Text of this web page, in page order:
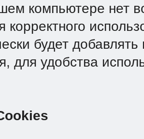
компьютере нет
корректного
будет
для удобства